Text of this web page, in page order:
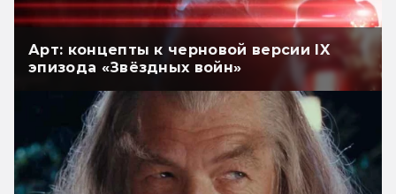
Арт: концепты к черновой версии IX
эпизода «Звёздных войн»